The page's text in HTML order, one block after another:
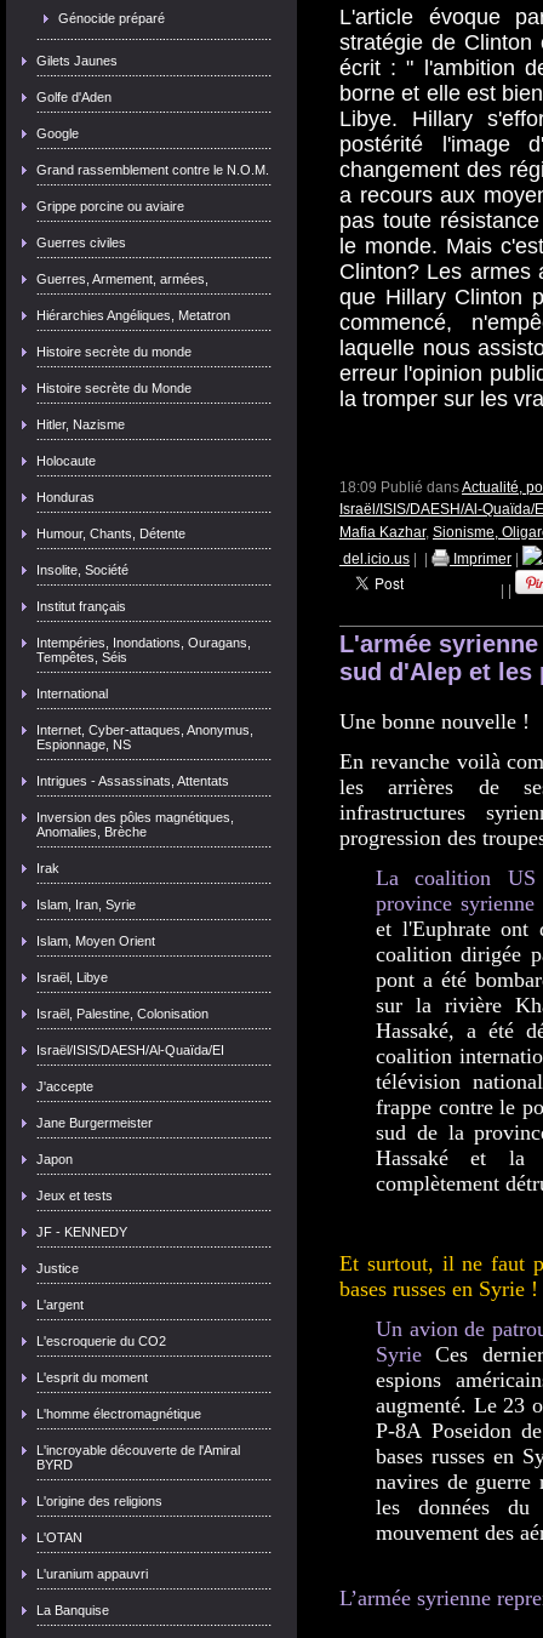
Génocide préparé
Gilets Jaunes
Golfe d'Aden
Google
Grand rassemblement contre le N.O.M.
Grippe porcine ou aviaire
Guerres civiles
Guerres, Armement, armées,
Hiérarchies Angéliques, Metatron
Histoire secrète du monde
Histoire secrète du Monde
Hitler, Nazisme
Holocaute
Honduras
Humour, Chants, Détente
Insolite, Société
Institut français
Intempéries, Inondations, Ouragans,
Tempêtes, Séis
International
Internet, Cyber-attaques, Anonymus,
Espionnage, NS
Intrigues - Assassinats, Attentats
Inversion des pôles magnétiques,
Anomalies, Brèche
Irak
Islam, Iran, Syrie
Islam, Moyen Orient
Israël, Libye
Israël, Palestine, Colonisation
Israël/ISIS/DAESH/Al-Quaïda/EI
J'accepte
Jane Burgermeister
Japon
Jeux et tests
JF - KENNEDY
Justice
L'argent
L'escroquerie du CO2
L'esprit du moment
L'homme électromagnétique
L'incroyable découverte de l'Amiral
BYRD
L'origine des religions
L'OTAN
L'uranium appauvri
La Banquise
L'article évoque
stratégie de Clinton
écrit : " l'ambition
borne et elle est
Libye. Hillary
postérité l'image
changement des
a recours aux
pas toute
le monde. Mais
Clinton? Les armes
que Hillary Clinton
commencé,
laquelle nous
erreur l'opinion
la tromper sur les
18:09 Publié dansActualité,
Israël/ISIS/DAESH/Al-Quaïda/
Mafia Kazhar, Sionisme,
del.icio.us
Imprimer
L'armée
sud d'Alep et les
Une bonne nouvelle !
En revanche voilà
les arrières de
infrastructures
progression des
La coalition
province syrienne
et l'Euphrate ont
coalition dirigée
pont a été
sur la rivière
Hassaké, a été
coalition
télévision
frappe contre le
sud de la
Hassaké et la
complètement
Et surtout, il ne faut
bases russes en Syrie !
Un avion de
Syrie Ces
espions
augmenté. Le 23
P-8A Poseidon
bases russes en
navires de guerre
les données
mouvement des
L’armée syrienne